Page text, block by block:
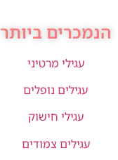
הנמכרים ביותר
עגילי מרטיני
עגילים נופלים
עגילי חישוק
עגילים צמודים